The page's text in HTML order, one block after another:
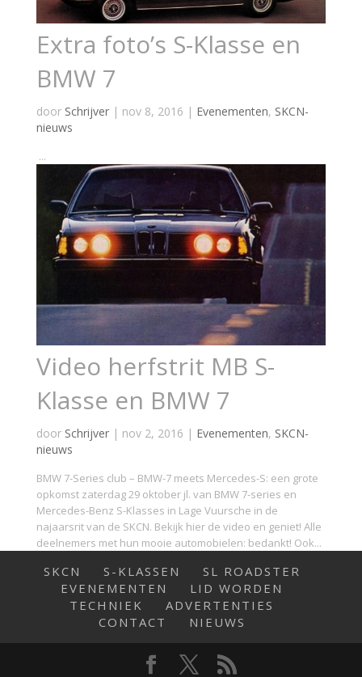
Extra foto’s S-Klasse en
BMW 7
door Schrijver| nov 8, 2016 | Evenementen, SKCN-
nieuws
...
Video herfstrit MB S-
Klasse en BMW 7
door Schrijver| nov 2, 2016 | Evenementen, SKCN-
nieuws
BMW 7-Series club – BMW-7 meets Mercedes-S: een grote
opkomst zaterdag 29 oktober jl. van BMW 7-series en
Mercedes-Benz S-Klasses in Lage Vuursche in de
najaarsrit van de SKCN. Bekijk hier de video en geniet! Alle
deelnemers met hun mooie automobielen: bedankt! Ook...
SKCN S-KLASSEN
SL ROADSTER
EVENEMENTEN
LID WORDEN
TECHNIEK
ADVERTENTIES
CONTACT
NIEUWS